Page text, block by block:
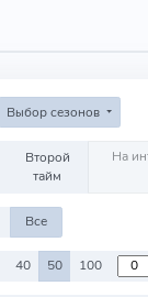
Выбор сезонов
Второй
тайм
Все
40 50 100